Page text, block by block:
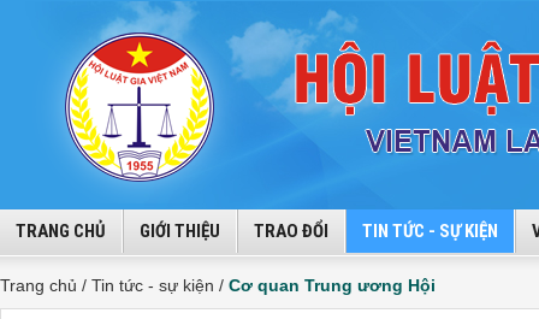
TRANG CHỦ GIỚI THIỆU TRAO ĐỔI TIN TỨC - SỰ KIỆN
Trang chủ / Tin tức - sự kiện / Cơ quan Trung ương Hội